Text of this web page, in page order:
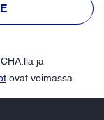
ja
ovat voimassa.